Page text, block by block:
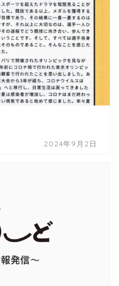
2024年9月2日